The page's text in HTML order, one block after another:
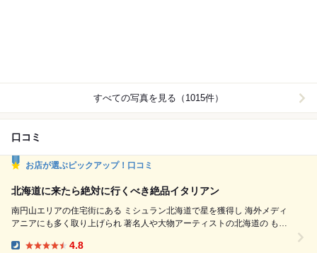
すべての写真を見る（1015件）
口コミ
お店が選ぶピックアップ！口コミ
北海道に来たら絶対に行くべき絶品イタリアン
南円山エリアの住宅街にある ミシュラン北海道で星を獲得し 海外メディ
アニアにも多く取り上げられ 著名人や大物アーティストの北海道の もて
トし 自然からの恩恵を逃す事なく探求し 食材本来の味や風味を壊す事な
4.8